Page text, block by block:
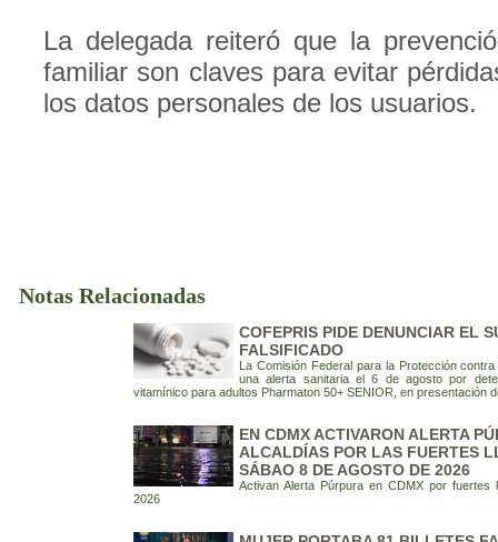
La delegada reiteró que la
familiar son claves para evitar
los datos personales de los usuarios.
Notas Relacionadas
COFEPRIS PIDE DENUNCIAR EL
FALSIFICADO
La Comisión Federal para la Protección
una alerta sanitaria el 6 de agosto por
vitamínico para adultos Pharmaton 50+ SENIOR, en presentación
EN CDMX ACTIVARON ALERTA
ALCALDÍAS POR LAS FUERTES
SÁBAO 8 DE AGOSTO DE 2026
Activan Alerta Púrpura en CDMX por
2026